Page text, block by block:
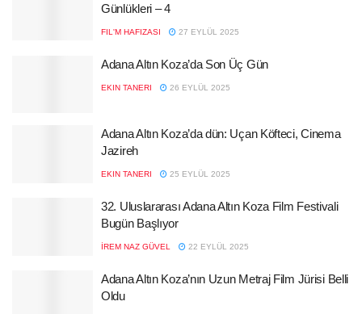
Günlükleri – 4
FIL'M HAFIZASI 27 EYLÜL 2025
Adana Altın Koza’da Son Üç Gün
EKIN TANERI 26 EYLÜL 2025
Adana Altın Koza’da dün: Uçan Köfteci, Cinema
Jazireh
EKIN TANERI 25 EYLÜL 2025
32. Uluslararası Adana Altın Koza Film Festivali
Bugün Başlıyor
İREM NAZ GÜVEL 22 EYLÜL 2025
Adana Altın Koza’nın Uzun Metraj Film Jürisi Belli
Oldu